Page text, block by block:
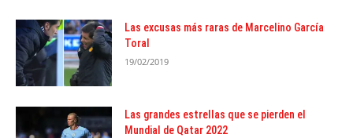
Las excusas más raras de Marcelino García
Toral
19/02/2019
Las grandes estrellas que se pierden el
Mundial de Qatar 2022